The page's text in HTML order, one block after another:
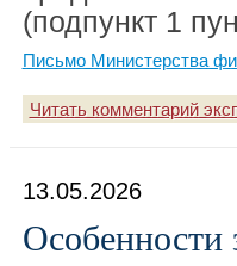
(подпункт 1
Письмо Министерства
Читать комментарий
13.05.2026
Особенности